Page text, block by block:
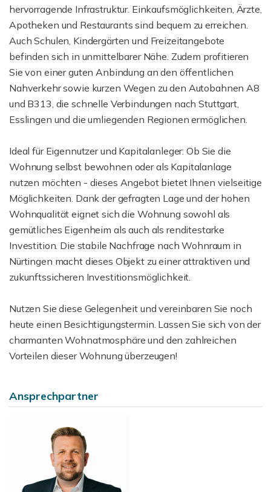
hervorragende Infrastruktur. Einkaufsmöglichkeiten, Ärzte,
Apotheken und Restaurants sind bequem zu erreichen.
Auch Schulen, Kindergärten und Freizeitangebote
befinden sich in unmittelbarer Nähe. Zudem profitieren
Sie von einer guten Anbindung an den öffentlichen
Nahverkehr sowie kurzen Wegen zu den Autobahnen A8
und B313, die schnelle Verbindungen nach Stuttgart,
Esslingen und die umliegenden Regionen ermöglichen.
Ideal für Eigennutzer und Kapitalanleger: Ob Sie die
Wohnung selbst bewohnen oder als Kapitalanlage
nutzen möchten - dieses Angebot bietet Ihnen vielseitige
Möglichkeiten. Dank der gefragten Lage und der hohen
Wohnqualität eignet sich die Wohnung sowohl als
gemütliches Eigenheim als auch als renditestarke
Investition. Die stabile Nachfrage nach Wohnraum in
Nürtingen macht dieses Objekt zu einer attraktiven und
zukunftssicheren Investitionsmöglichkeit.
Nutzen Sie diese Gelegenheit und vereinbaren Sie noch
heute einen Besichtigungstermin. Lassen Sie sich von der
charmanten Wohnatmosphäre und den zahlreichen
Vorteilen dieser Wohnung überzeugen!
Ansprechpartner